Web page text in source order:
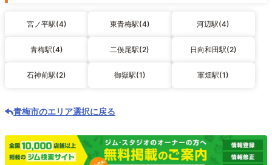
宮ノ平駅(4) 東青梅駅(4) 河辺駅(4)
青梅駅(4) 二俣尾駅(2) 日向和田駅(2)
石神前駅(2) 御嶽駅(1) 軍畑駅(1)
青梅市のエリア選択に戻る